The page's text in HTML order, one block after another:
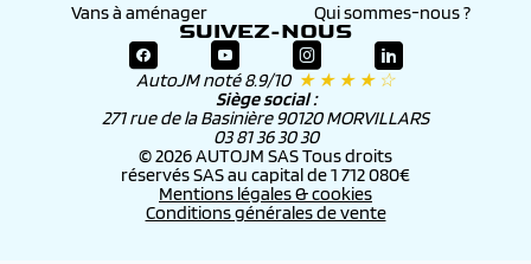
Vans à aménager
Qui sommes-nous ?
SUIVEZ-NOUS
AutoJM noté 8.9/10 ★ ★ ★ ★ ☆
Siège social :
271 rue de la Basinière 90120 MORVILLARS
03 81 36 30 30
© 2026 AUTOJM SAS Tous droits
réservés SAS au capital de 1 712 080€
Mentions légales & cookies
Conditions générales de vente